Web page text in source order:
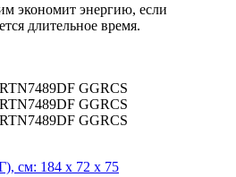
экономит энергию, если
длительное время.
см: 184 х 72 х 75